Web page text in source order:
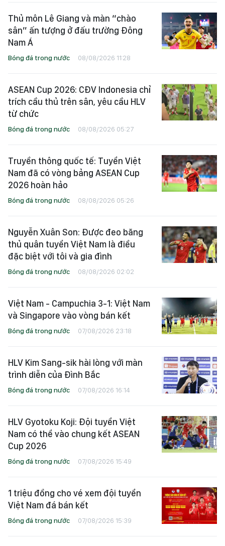
Thủ môn Lê Giang và màn “chào
sân” ấn tượng ở đấu trường Đông
Nam Á
Bóng đá trong nước 08/08/2026 11:28
ASEAN Cup 2026: CĐV Indonesia chỉ
trích cầu thủ trên sân, yêu cầu HLV
từ chức
Bóng đá trong nước 08/08/2026 05:27
Truyền thông quốc tế: Tuyển Việt
Nam đã có vòng bảng ASEAN Cup
2026 hoàn hảo
Bóng đá trong nước 08/08/2026 05:26
Nguyễn Xuân Son: Được đeo băng
thủ quân tuyển Việt Nam là điều
đặc biệt với tôi và gia đình
Bóng đá trong nước 08/08/2026 02:02
Việt Nam - Campuchia 3-1: Việt Nam
và Singapore vào vòng bán kết
Bóng đá trong nước 07/08/2026 23:18
HLV Kim Sang-sik hài lòng với màn
trình diễn của Đình Bắc
Bóng đá trong nước 07/08/2026 16:14
HLV Gyotoku Koji: Đội tuyển Việt
Nam có thể vào chung kết ASEAN
Cup 2026
Bóng đá trong nước 07/08/2026 15:49
1 triệu đồng cho vé xem đội tuyển
Việt Nam đá bán kết
Bóng đá trong nước 07/08/2026 15:39